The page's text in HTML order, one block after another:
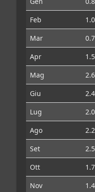
Feb
Mar
Apr
Mag
Giu
Lug
Ago
Set
Ott
Nov